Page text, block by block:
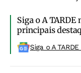
Siga o A TARDE
principais
Siga o A